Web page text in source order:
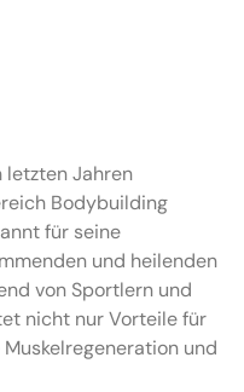
letzten Jahren
Bodybuilding
für seine
und heilenden
von Sportlern und
nicht nur Vorteile für
und